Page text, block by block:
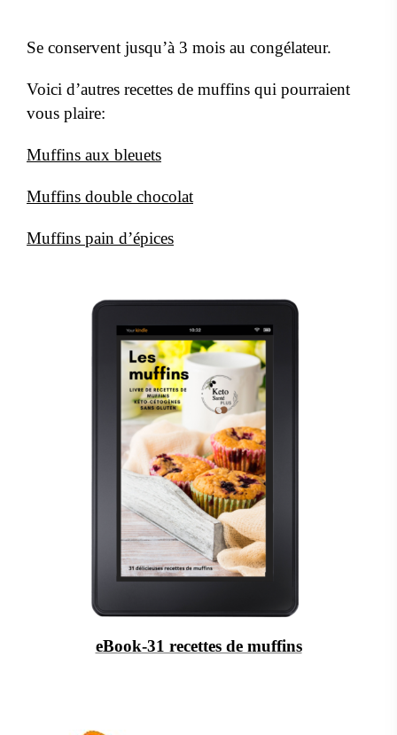
Se conservent jusqu’à 3 mois au congélateur.
Voici d’autres recettes de muffins qui pourraient
vous plaire:
Muffins aux bleuets
Muffins double chocolat
Muffins pain d’épices
eBook-31 recettes de muffins